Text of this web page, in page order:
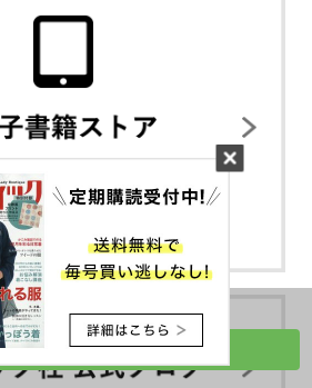
社が運営するWebメディア
特選街web